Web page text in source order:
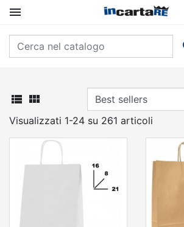

 
Visualizzati 1-24 su 261 articoli